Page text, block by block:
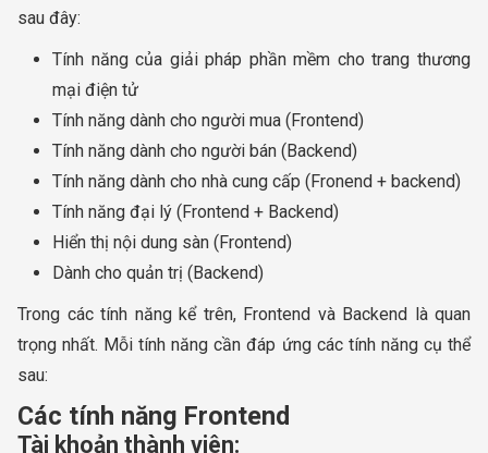
sau đây:
Tính năng của giải pháp phần mềm cho trang thương
mại điện tử
Tính năng dành cho người mua (Frontend)
Tính năng dành cho người bán (Backend)
Tính năng dành cho nhà cung cấp (Fronend + backend)
Tính năng đại lý (Frontend + Backend)
Hiển thị nội dung sàn (Frontend)
Dành cho quản trị (Backend)
Trong các tính năng kể trên, Frontend và Backend là quan
trọng nhất. Mỗi tính năng cần đáp ứng các tính năng cụ thể
sau:
Các tính năng Frontend
Tài khoản thành viên: